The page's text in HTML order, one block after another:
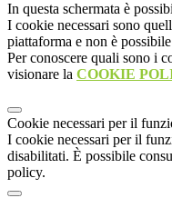
In questa schermata è
I cookie necessari sono
piattaforma e non è
Per conoscere quali sono i
visionare la COOKIE
Cookie necessari per il
I cookie necessari per il
disabilitati. È possibile
policy.